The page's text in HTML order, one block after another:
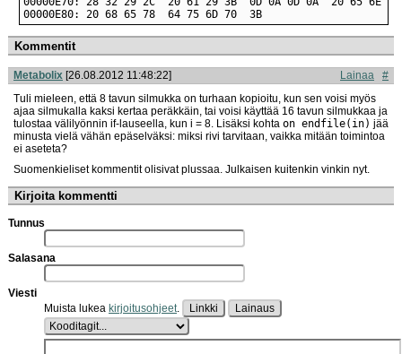
00000E80: 20 68 65 78  64 75 6D 70  3B
Kommentit
Metabolix [26.08.2012 11:48:22] Lainaa
#
Tuli mieleen, että 8 tavun silmukka on turhaan kopioitu, kun sen voisi myös
ajaa silmukalla kaksi kertaa peräkkäin, tai voisi käyttää 16 tavun silmukkaa ja
tulostaa välilyönnin if-lauseella, kun i = 8. Lisäksi kohta on endfile(in) jää
minusta vielä vähän epäselväksi: miksi rivi tarvitaan, vaikka mitään toimintoa
ei aseteta?
Suomenkieliset kommentit olisivat plussaa. Julkaisen kuitenkin vinkin nyt.
Kirjoita kommentti
Tunnus
Salasana
Viesti
Muista lukea kirjoitusohjeet. Linkki Lainaus